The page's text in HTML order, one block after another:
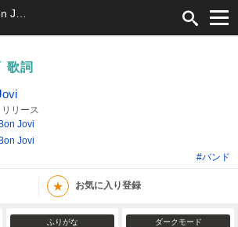
歌詞
リース
Jovi
Jovi
#バンド
★ お気に入り登録
ふりがな ダークモード